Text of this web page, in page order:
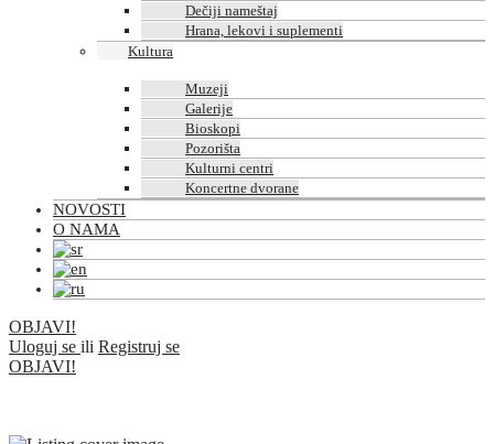
Dečiji nameštaj
Hrana, lekovi i suplementi
Kultura
Muzeji
Galerije
Bioskopi
Pozorišta
Kulturni centri
Koncertne dvorane
NOVOSTI
O NAMA
OBJAVI!
Uloguj se ili Registruj se
OBJAVI!